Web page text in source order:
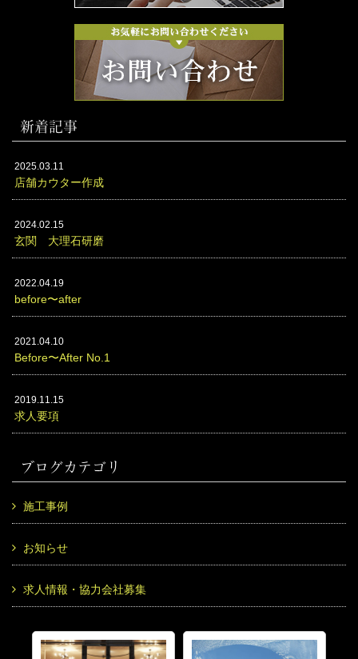
新着記事
2025.03.11
店舗カウター作成
2024.02.15
玄関 大理石研磨
2022.04.19
before〜after
2021.04.10
Before〜After No.1
2019.11.15
求人要項
ブログカテゴリ
施工事例
お知らせ
求人情報・協力会社募集